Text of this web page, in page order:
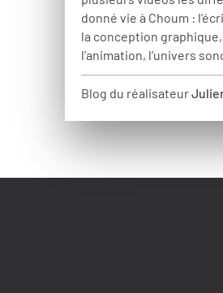
donné vie à Choum :
la conception
l’animation, l’univers
Blog du réalisateur